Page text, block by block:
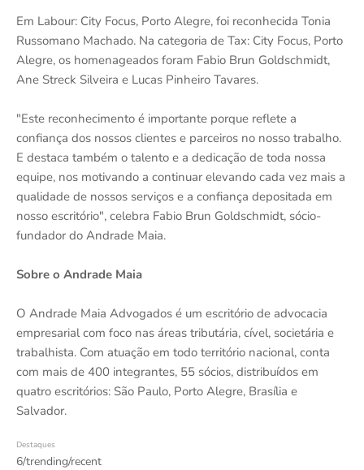
Em Labour: City Focus, Porto Alegre, foi reconhecida Tonia
Russomano Machado. Na categoria de Tax: City Focus, Porto
Alegre, os homenageados foram Fabio Brun Goldschmidt,
Ane Streck Silveira e Lucas Pinheiro Tavares.
"Este reconhecimento é importante porque reflete a
confiança dos nossos clientes e parceiros no nosso trabalho.
E destaca também o talento e a dedicação de toda nossa
equipe, nos motivando a continuar elevando cada vez mais a
qualidade de nossos serviços e a confiança depositada em
nosso escritório", celebra Fabio Brun Goldschmidt, sócio-
fundador do Andrade Maia.
Sobre o Andrade Maia
O Andrade Maia Advogados é um escritório de advocacia
empresarial com foco nas áreas tributária, cível, societária e
trabalhista. Com atuação em todo território nacional, conta
com mais de 400 integrantes, 55 sócios, distribuídos em
quatro escritórios: São Paulo, Porto Alegre, Brasília e
Salvador.
Destaques
6/trending/recent